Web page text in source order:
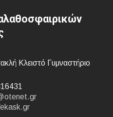
Κλειστό Γυμναστήριο